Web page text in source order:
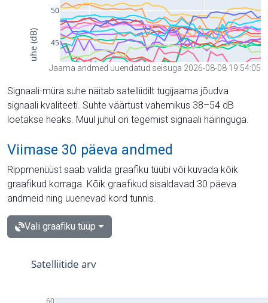
Jaama andmed uuendatud seisuga 2026-08-08 19:54:05
Signaali-müra suhe näitab satelliidilt tugijaama jõudva
signaali kvaliteeti. Suhte väärtust vahemikus 38–54 dB
loetakse heaks. Muul juhul on tegemist signaali häiringuga.
Viimase 30 päeva andmed
Rippmenüüst saab valida graafiku tüübi või kuvada kõik
graafikud korraga. Kõik graafikud sisaldavad 30 päeva
andmeid ning uuenevad kord tunnis.
Vali graafiku tüüp
60
Satelliitide arv